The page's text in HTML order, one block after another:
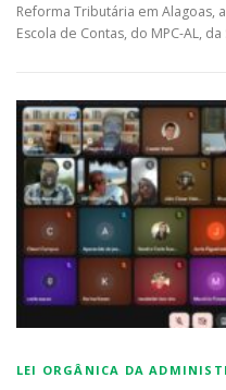
Reforma Tributária em Alagoas,
Escola de Contas, do MPC-AL,
LEI ORGÂNICA DA